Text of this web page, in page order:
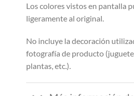
Los colores vistos en pantalla
ligeramente al original.
No incluye la decoración
fotografía de producto
plantas, etc.).